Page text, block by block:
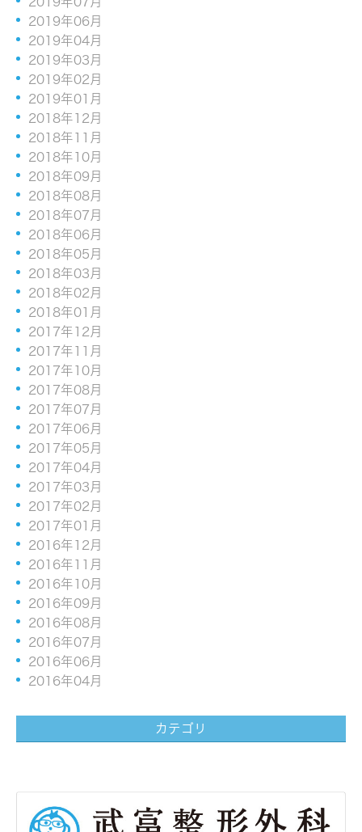
2019年06月
2019年04月
2019年03月
2019年02月
2019年01月
2018年12月
2018年11月
2018年10月
2018年09月
2018年08月
2018年07月
2018年06月
2018年05月
2018年03月
2018年02月
2018年01月
2017年12月
2017年11月
2017年10月
2017年08月
2017年07月
2017年06月
2017年05月
2017年04月
2017年03月
2017年02月
2017年01月
2016年12月
2016年11月
2016年10月
2016年09月
2016年08月
2016年07月
2016年06月
2016年04月
カテゴリ